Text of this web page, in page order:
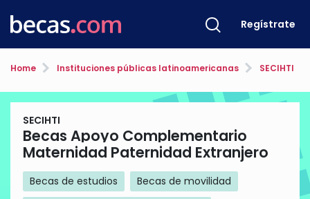
Regístrate
Home Instituciones públicas latinoamericanas SECIHTI
SECIHTI
Becas Apoyo Complementario
Maternidad Paternidad Extranjero
Becas de estudios
Becas de movilidad